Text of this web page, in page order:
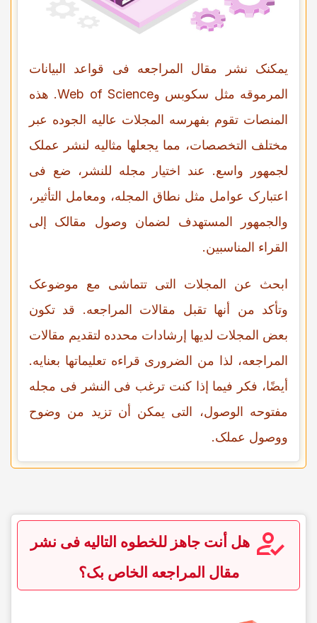
یمکنک نشر مقال المراجعه فی قواعد البیانات
المرموقه مثل سکوبس وWeb of Science. هذه
المنصات تقوم بفهرسه المجلات عالیه الجوده عبر
مختلف التخصصات، مما یجعلها مثالیه لنشر عملک
لجمهور واسع. عند اختیار مجله للنشر، ضع فی
اعتبارک عوامل مثل نطاق المجله، ومعامل التأثیر،
والجمهور المستهدف لضمان وصول مقالک إلى
القراء المناسبین.
ابحث عن المجلات التی تتماشى مع موضوعک
وتأکد من أنها تقبل مقالات المراجعه. قد تکون
بعض المجلات لدیها إرشادات محدده لتقدیم مقالات
المراجعه، لذا من الضروری قراءه تعلیماتها بعنایه.
أیضًا، فکر فیما إذا کنت ترغب فی النشر فی مجله
مفتوحه الوصول، التی یمکن أن تزید من وضوح
ووصول عملک.
هل أنت جاهز للخطوه التالیه فی نشر
مقال المراجعه الخاص بک؟